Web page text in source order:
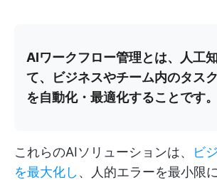
AIワークフロー管理とは、人工
て、ビジネスやチーム内のタス
を自動化・最適化することです。
これらのAIソリューションは、
ビ
を最大化し 、人的エラーを最小限